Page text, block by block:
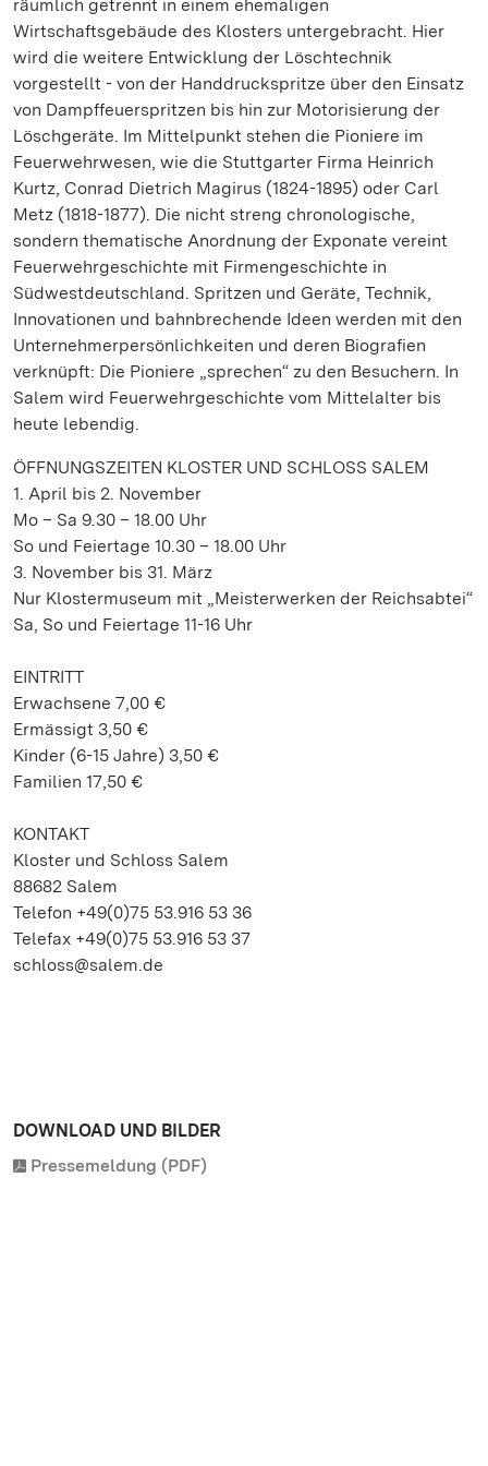
räumlich getrennt in einem ehemaligen
Wirtschaftsgebäude des Klosters untergebracht. Hier
wird die weitere Entwicklung der Löschtechnik
vorgestellt - von der Handdruckspritze über den Einsatz
von Dampffeuerspritzen bis hin zur Motorisierung der
Löschgeräte. Im Mittelpunkt stehen die Pioniere im
Feuerwehrwesen, wie die Stuttgarter Firma Heinrich
Kurtz, Conrad Dietrich Magirus (1824-1895) oder Carl
Metz (1818-1877). Die nicht streng chronologische,
sondern thematische Anordnung der Exponate vereint
Feuerwehrgeschichte mit Firmengeschichte in
Südwestdeutschland. Spritzen und Geräte, Technik,
Innovationen und bahnbrechende Ideen werden mit den
Unternehmerpersönlichkeiten und deren Biografien
verknüpft: Die Pioniere „sprechen“ zu den Besuchern. In
Salem wird Feuerwehrgeschichte vom Mittelalter bis
heute lebendig.
ÖFFNUNGSZEITEN KLOSTER UND SCHLOSS SALEM
1. April bis 2. November
Mo – Sa 9.30 – 18.00 Uhr
So und Feiertage 10.30 – 18.00 Uhr
3. November bis 31. März
Nur Klostermuseum mit „Meisterwerken der Reichsabtei“
Sa, So und Feiertage 11-16 Uhr
EINTRITT
Erwachsene 7,00 €
Ermässigt 3,50 €
Kinder (6-15 Jahre) 3,50 €
Familien 17,50 €
KONTAKT
Kloster und Schloss Salem
88682 Salem
Telefon +49(0)75 53.916 53 36
Telefax +49(0)75 53.916 53 37
schloss@salem.de
DOWNLOAD UND BILDER
Pressemeldung (PDF)